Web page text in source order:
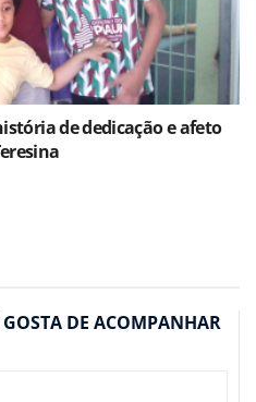
de dedicação e afeto
DE ACOMPANHAR